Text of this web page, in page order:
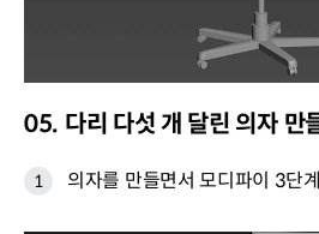
05. 다리 다섯 개 달린 의자 만
의자를 만들면서 모디파이 3단